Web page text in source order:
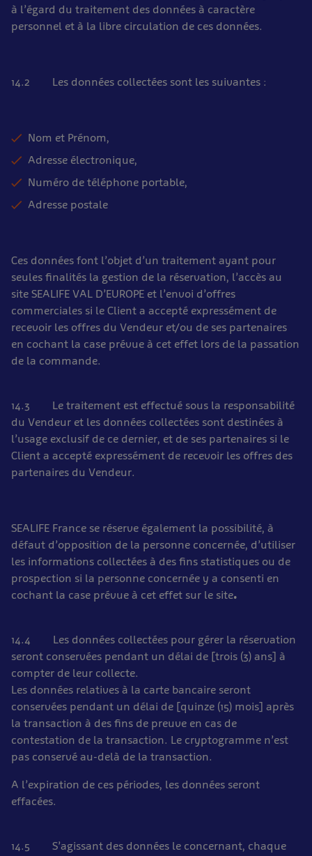
à l’égard du traitement des données à caractère
personnel et à la libre circulation de ces données.
14.2 Les données collectées sont les suivantes :
Nom et Prénom,
Adresse électronique,
Numéro de téléphone portable,
Adresse postale
Ces données font l’objet d’un traitement ayant pour
seules finalités la gestion de la réservation, l’accès au
site SEALIFE VAL D’EUROPE et l’envoi d’offres
commerciales si le Client a accepté expressément de
recevoir les offres du Vendeur et/ou de ses partenaires
en cochant la case prévue à cet effet lors de la passation
de la commande.
14.3 Le traitement est effectué sous la responsabilité
du Vendeur et les données collectées sont destinées à
l’usage exclusif de ce dernier, et de ses partenaires si le
Client a accepté expressément de recevoir les offres des
partenaires du Vendeur.
SEALIFE France se réserve également la possibilité, à
défaut d’opposition de la personne concernée, d’utiliser
les informations collectées à des fins statistiques ou de
prospection si la personne concernée y a consenti en
cochant la case prévue à cet effet sur le site.
14.4 Les données collectées pour gérer la réservation
seront conservées pendant un délai de [trois (3) ans] à
compter de leur collecte.
Les données relatives à la carte bancaire seront
conservées pendant un délai de [quinze (15) mois] après
la transaction à des fins de preuve en cas de
contestation de la transaction. Le cryptogramme n’est
pas conservé au-delà de la transaction.
A l’expiration de ces périodes, les données seront
effacées.
14.5 S’agissant des données le concernant, chaque